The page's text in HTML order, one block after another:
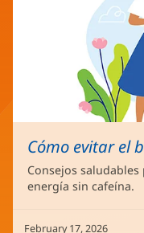
Cómo evitar el
Consejos
energía sin cafeína.
February 17, 2026